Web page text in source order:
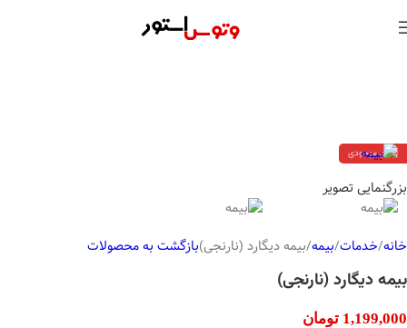
اتمام موجودی
بزرگنمایی تصویر
خانه خدمات بیمه بیمه دیگارد (نارنجی)بازگشت به محصولات
بیمه دیگارد (نارنجی)
1,199,000 تومان